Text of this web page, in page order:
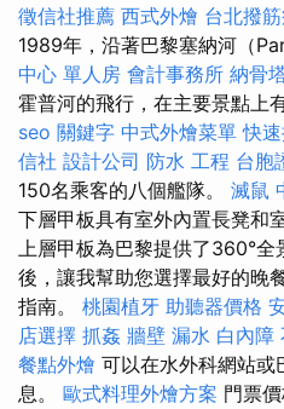
徵信社推薦 西式外燴 台北撥
1989年，沿著巴黎塞納河（
中心 單人房 會計事務所 納骨
霍普河的飛行，在主要景點上
seo 關鍵字 中式外燴菜單 快
信社 設計公司 防水 工程 台胞
150名乘客的八個艦隊。 滅鼠
下層甲板具有室外內置長凳和
上層甲板為巴黎提供了360°全
後，讓我幫助您選擇最好的晚
指南。 桃園植牙 助聽器價格
店選擇 抓姦 牆壁 漏水 白內障
餐點外燴 可以在水外科網站或
息。 歐式料理外燴方案 門票